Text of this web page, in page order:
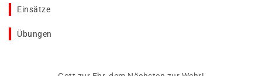
Einsätze
Übungen